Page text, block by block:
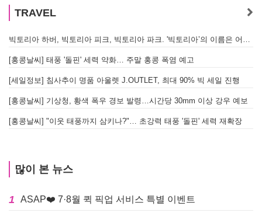
TRAVEL
[홍콩날씨] 태풍 '돌핀' 세력 약화… 주말 홍콩 폭염 예고
[세일정보] 침사추이 명품 아울렛 J.OUTLET, 최대 90% 빅 세일 진행
[홍콩날씨] 기상청, 황색 폭우 경보 발령…시간당 30mm 이상 강우 예보
[홍콩날씨] "이웃 태풍까지 삼키나?"… 초강력 태풍 '돌핀' 세력 재확장
많이 본 뉴스
1 ASAP❤️ 7·8월 퀵 픽업 서비스 특별 이벤트